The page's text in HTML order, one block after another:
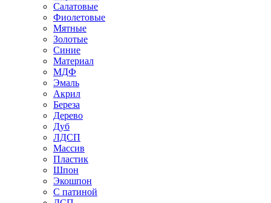
Салатовые
Фиолетовые
Мятные
Золотые
Синие
Материал
МДФ
Эмаль
Акрил
Береза
Дерево
Дуб
ЛДСП
Массив
Пластик
Шпон
Экошпон
С патиной